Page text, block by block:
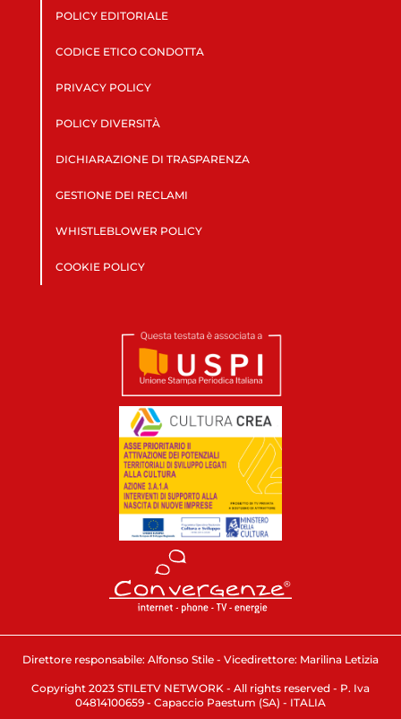
POLICY EDITORIALE
CODICE ETICO CONDOTTA
PRIVACY POLICY
POLICY DIVERSITÀ
DICHIARAZIONE DI TRASPARENZA
GESTIONE DEI RECLAMI
WHISTLEBLOWER POLICY
COOKIE POLICY
Direttore responsabile: Alfonso Stile - Vicedirettore: Marilina Letizia
Copyright 2023 STILETV NETWORK - All rights reserved - P. Iva
04814100659 - Capaccio Paestum (SA) - ITALIA